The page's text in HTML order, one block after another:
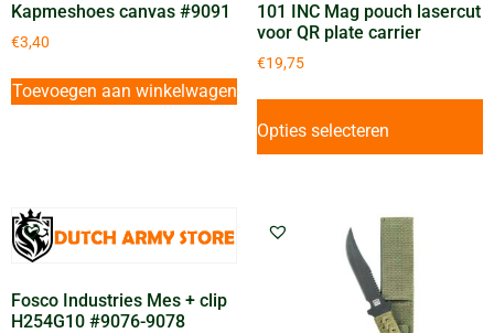
Kapmeshoes canvas #9091
€3,40
Toevoegen aan winkelwagen
101 INC Mag pouch lasercut
voor QR plate carrier
€19,75
Opties selecteren
Fosco Industries Mes + clip
H254G10 #9076-9078